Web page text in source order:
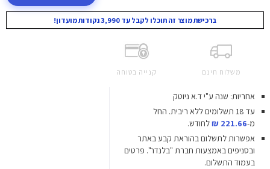
ברכישת מוצר זה תוכלו לקבל עד 3,990 נקודות מועדון!
משלוח חינם קנייה בטוחה
אחריות: שנה ע"י ד.א ניוטק
עד 18 תשלומים ללא ריבית.
החל
מ-221.66 ₪
לחודש.
אפשרות לתשלום בהוראת קבע באתר
ובסניפים באמצעות חברת "בלנדר". פרטים
בעמוד התשלום.